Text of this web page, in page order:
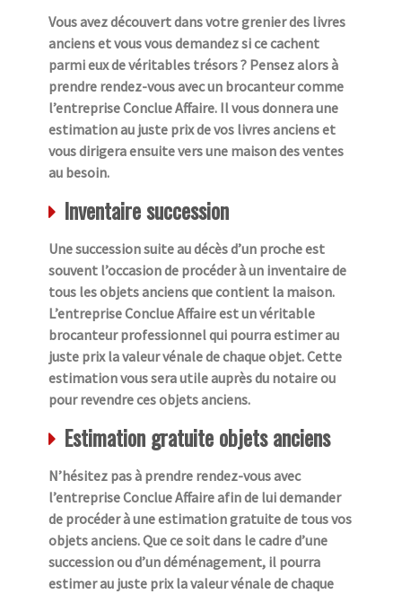
Vous avez découvert dans votre grenier des livres
anciens et vous vous demandez si ce cachent
parmi eux de véritables trésors ? Pensez alors à
prendre rendez-vous avec un brocanteur comme
l’entreprise Conclue Affaire. Il vous donnera une
estimation au juste prix de vos livres anciens et
vous dirigera ensuite vers une maison des ventes
au besoin.
Inventaire succession
Une succession suite au décès d’un proche est
souvent l’occasion de procéder à un inventaire de
tous les objets anciens que contient la maison.
L’entreprise Conclue Affaire est un véritable
brocanteur professionnel qui pourra estimer au
juste prix la valeur vénale de chaque objet. Cette
estimation vous sera utile auprès du notaire ou
pour revendre ces objets anciens.
Estimation gratuite objets anciens
N’hésitez pas à prendre rendez-vous avec
l’entreprise Conclue Affaire afin de lui demander
de procéder à une estimation gratuite de tous vos
objets anciens. Que ce soit dans le cadre d’une
succession ou d’un déménagement, il pourra
estimer au juste prix la valeur vénale de chaque